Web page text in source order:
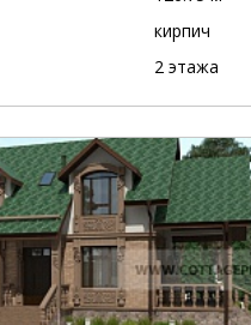
кирпич
2 этажа